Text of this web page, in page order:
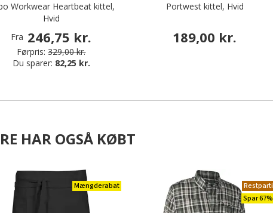
Workwear Heartbeat kittel,
Hvid
Fra 246,75 kr.
Førpris: 329,00 kr.
Du sparer: 82,25 kr.
Portwest kittel, Hvid
189,00 kr.
HAR OGSÅ KØBT
Mængderabat
Restparti
Spar 67%